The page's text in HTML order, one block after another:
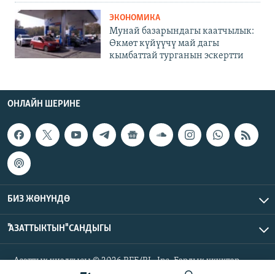
ЭКОНОМИКА
Мунай базарындагы каатчылык:
Өкмөт күйүүчү май дагы
кымбаттай турганын эскертти
ОНЛАЙН ШЕРИНЕ
БИЗ ЖӨНҮНДӨ
"АЗАТТЫКТЫН" САНДЫГЫ
Азаттык үналгысы © 2026 RFE/RL, Inc. Бардык укуктар